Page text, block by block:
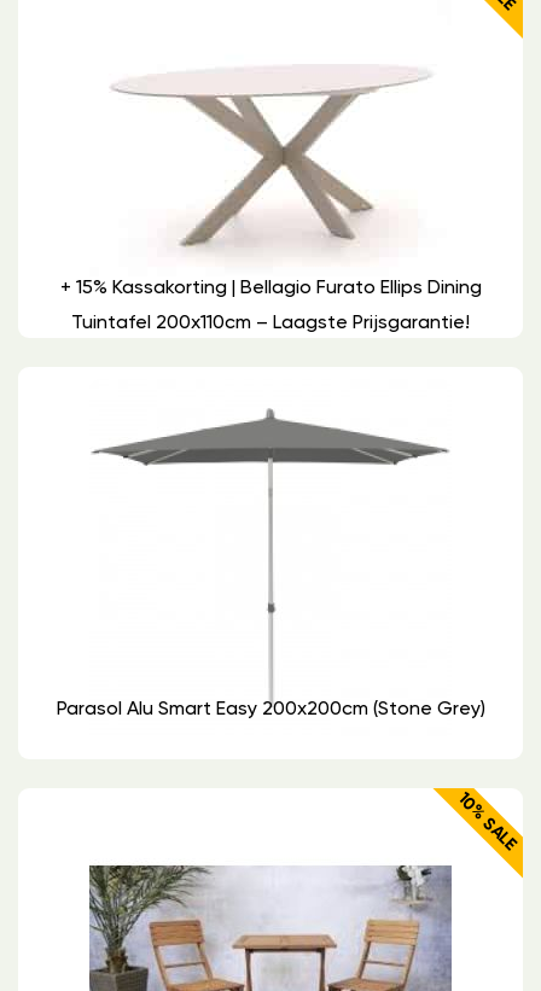
+ 15% Kassakorting | Bellagio Furato Ellips Dining
Tuintafel 200x110cm – Laagste Prijsgarantie!
Parasol Alu Smart Easy 200x200cm (stone Grey)
10% SALE